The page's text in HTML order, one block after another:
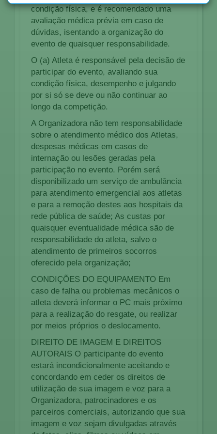
condição física, e é recomendado uma
avaliação médica prévia em caso de
dúvidas, isentando a organização do
evento de quaisquer responsabilidade.
O (a) Atleta é responsável pela decisão de
participar do evento, avaliando sua
condição física, desempenho e julgando
por si só se deve ou não continuar ao
longo da competição.
A Organizadora não tem responsabilidade
sobre o atendimento médico dos Atletas,
despesas médicas em casos de
internação ou lesões geradas pela
participação no evento. Porém será
disponibilizado um serviço de ambulância
para atendimento emergencial aos atletas
e para a remoção destes aos hospitais da
rede pública de saúde; As custas por
quaisquer eventualidade médica são de
responsabilidade do atleta, salvo o
atendimento de primeiros socorros
oferecido pela organização;
CONDIÇÕES DO EQUIPAMENTO Em
caso de falha ou problemas mecânicos o
atleta deverá informar o PC mais próximo
para a realização do resgate, ou realizar
por meios próprios o deslocamento.
DIREITO DE IMAGEM E DIREITOS
AUTORAIS O participante do evento
estará incondicionalmente aceitando e
concordando em ceder os direitos de
utilização de sua imagem e voz para a
Organizadora, patrocinadores e os
parceiros comerciais, autorizando que sua
imagem e voz sejam divulgadas através